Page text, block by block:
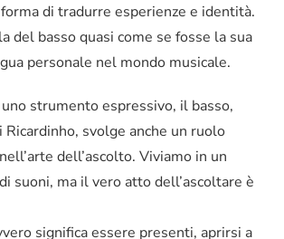
di tradurre esperienze e identità.
del basso quasi come se fosse la sua
personale nel mondo musicale.
strumento espressivo, il basso,
svolge anche un ruolo
dell’ascolto. Viviamo in un
suoni, ma il vero atto dell’ascoltare è
significa essere presenti, aprirsi a